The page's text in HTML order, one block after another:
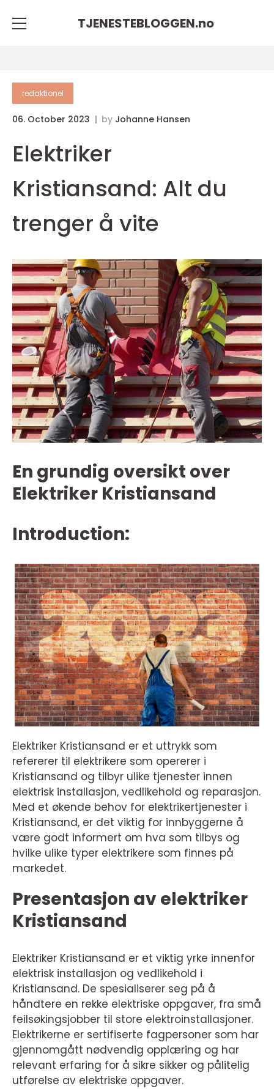
TJENESTEBLOGGEN.no
redaktionel
06. October 2023 by Johanne Hansen
Elektriker
Kristiansand: Alt du
trenger å vite
En grundig oversikt over
Elektriker Kristiansand
Introduction:
Elektriker Kristiansand er et uttrykk som
refererer til elektrikere som opererer i
Kristiansand og tilbyr ulike tjenester innen
elektrisk installasjon, vedlikehold og reparasjon.
Med et økende behov for elektrikertjenester i
Kristiansand, er det viktig for innbyggerne å
være godt informert om hva som tilbys og
hvilke ulike typer elektrikere som finnes på
markedet.
Presentasjon av elektriker
Kristiansand
Elektriker Kristiansand er et viktig yrke innenfor
elektrisk installasjon og vedlikehold i
Kristiansand. De spesialiserer seg på å
håndtere en rekke elektriske oppgaver, fra små
feilsøkingsjobber til store elektroinstallasjoner.
Elektrikerne er sertifiserte fagpersoner som har
gjennomgått nødvendig opplæring og har
relevant erfaring for å sikre sikker og pålitelig
utførelse av elektriske oppgaver.